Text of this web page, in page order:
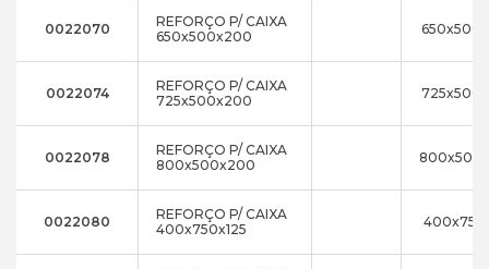
0022070
REFORÇO P/ CAIXA
650x500x200
0022074
REFORÇO P/ CAIXA
725x500x200
0022078
REFORÇO P/ CAIXA
800x500x200
0022080
REFORÇO P/ CAIXA
400x750x125